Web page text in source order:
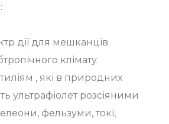
дії для мешканців
клімату.
, які в природних
ультрафіолет розсіяними
фельзуми, токі,